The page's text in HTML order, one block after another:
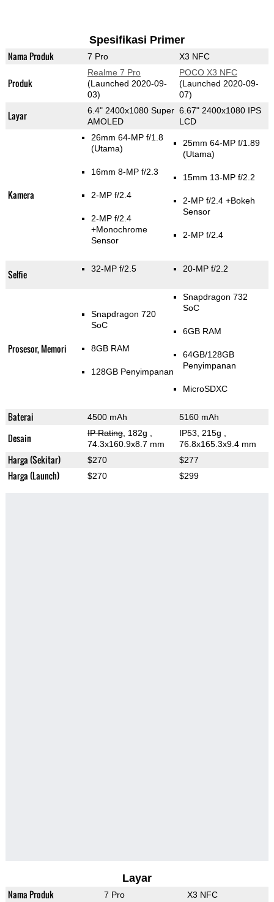
Spesifikasi Primer
Nama Produk 7 Pro X3 NFC
Produk
Realme 7 Pro
(Launched 2020-09-
03)
POCO X3 NFC
(Launched 2020-09-
07)
Layar
6.4" 2400x1080 Super
AMOLED
6.67" 2400x1080 IPS
LCD
Kamera
26mm 64-MP f/1.8
(Utama)
16mm 8-MP f/2.3
2-MP f/2.4
2-MP f/2.4
+Monochrome
Sensor
25mm 64-MP f/1.89
(Utama)
15mm 13-MP f/2.2
2-MP f/2.4 +Bokeh
Sensor
2-MP f/2.4
Selfie 32-MP f/2.5 20-MP f/2.2
Prosesor, Memori
Snapdragon 720
SoC
8GB RAM
128GB Penyimpanan
Snapdragon 732
SoC
6GB RAM
64GB/128GB
Penyimpanan
MicroSDXC
Baterai 4500 mAh 5160 mAh
Desain IP Rating, 182g
74.3x160.9x8.7 mm
IP53, 215g
76.8x165.3x9.4 mm
Harga (Sekitar) $270 $277
Harga (Launch) $270 $299
Layar
Nama Produk 7 Pro X3 NFC